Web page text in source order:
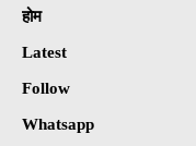
होम
Latest
Follow
Whatsapp